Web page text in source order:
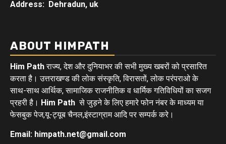
Address: Dehradun, uk
ABOUT HIMPATH
Him Pathराज्य, देश और दुनियाभर की सभी मुख्य खबरों को प्रसारित
करता है। उत्तराखण्ड की लोक संस्कृति, विरासतों, लोक परंपराओ के
साथ-साथ आर्थिक, सामाजिक राजनीतिक व धार्मिक गतिविधियों का सजग
प्रहरी है। Him Path से जुड़ने के लिए हमारे फोन नंबर के माध्यम या
फेसबुक पेज,यू-ट्यूब चैनल,इंस्टाग्राम आदि पर सम्पर्क करे।
Email: himpath.net@gmail.com